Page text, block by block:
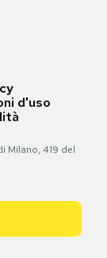
d'uso
Milano, 419 del